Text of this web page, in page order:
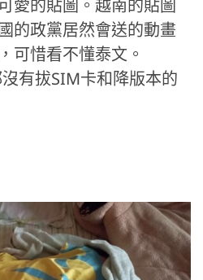
愛的貼圖。越南的貼圖
的政黨居然會送的動畫
可惜看不懂泰文。
有拔SIM卡和降版本的